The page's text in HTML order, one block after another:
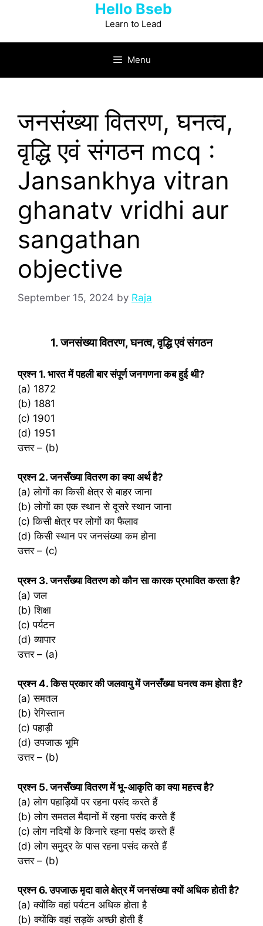
Hello Bseb
Learn to Lead
Menu
जनसंख्या वितरण, घनत्व,
वृद्धि एवं संगठन mcq :
Jansankhya vitran
ghanatv vridhi aur
sangathan
objective
September 15, 2024 by Raja
1. जनसंख्या वितरण, घनत्व, वृद्धि एवं संगठन
प्रश्‍न 1. भारत में पहली बार संपूर्ण जनगणना कब हुई थी?
(a) 1872
(b) 1881
(c) 1901
(d) 1951
उत्तर – (b)
प्रश्‍न 2. जनसँख्या वितरण का क्या अर्थ है?
(a) लोगों का किसी क्षेत्र से बाहर जाना
(b) लोगों का एक स्थान से दूसरे स्थान जाना
(c) किसी क्षेत्र पर लोगों का फैलाव
(d) किसी स्थान पर जनसंख्या कम होना
उत्तर – (c)
प्रश्‍न 3. जनसँख्या वितरण को कौन सा कारक प्रभावित करता है?
(a) जल
(b) शिक्षा
(c) पर्यटन
(d) व्यापार
उत्तर – (a)
प्रश्‍न 4. किस प्रकार की जलवायु में जनसँख्या घनत्व कम होता है?
(a) समतल
(b) रेगिस्तान
(c) पहाड़ी
(d) उपजाऊ भूमि
उत्तर – (b)
प्रश्‍न 5. जनसँख्या वितरण में भू-आकृति का क्या महत्त्व है?
(a) लोग पहाड़ियों पर रहना पसंद करते हैं
(b) लोग समतल मैदानों में रहना पसंद करते हैं
(c) लोग नदियों के किनारे रहना पसंद करते हैं
(d) लोग समुद्र के पास रहना पसंद करते हैं
उत्तर – (b)
प्रश्‍न 6. उपजाऊ मृदा वाले क्षेत्र में जनसंख्या क्यों अधिक होती है?
(a) क्योंकि वहां पर्यटन अधिक होता है
(b) क्योंकि वहां सड़कें अच्छी होती हैं